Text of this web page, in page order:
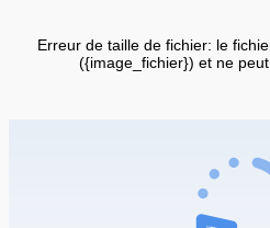
Erreur de taille de fichier: le
({image_fichier}) et ne